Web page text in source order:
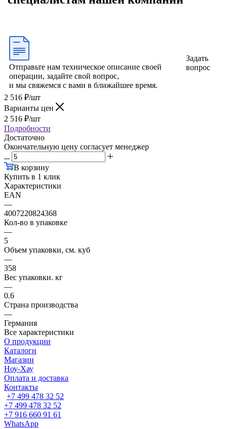
Отправьте нам техническое описание своей
операции, задайте свой вопрос,
и мы свяжемся с вами в ближайшее время.
Задать
вопрос
2 516 ₽/шт
Варианты цен
2 516 ₽/шт
Подробности
Достаточно
Окончательную цену согласует менеджер
В корзину
Купить в 1 клик
Характеристики
EAN
—
4007220824368
Кол-во в упаковке
—
5
Объем упаковки, см. куб
—
358
Вес упаковки. кг
—
0.6
Страна производства
—
Германия
Все характеристики
О продукции
Каталоги
Магазин
Ноу-Хау
Оплата и доставка
Контакты
+7 499 478 32 52
+7 499 478 32 52
+7 916 660 91 61
WhatsApp